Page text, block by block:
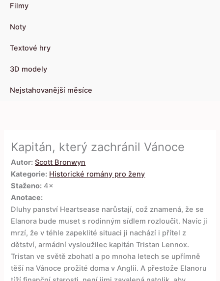
Filmy
Noty
Textové hry
3D modely
Nejstahovanější měsíce
Kapitán, který zachránil Vánoce
Autor: Scott Bronwyn
Kategorie: Historické romány pro ženy
Staženo: 4×
Anotace:
Dluhy panství Heartsease narůstají, což znamená, že se
Elanora bude muset s rodinným sídlem rozloučit. Navíc ji
mrzí, že v téhle zapeklité situaci ji nachází i přítel z
dětství, armádní vysloužilec kapitán Tristan Lennox.
Tristan ve světě zbohatl a po mnoha letech se upřímně
těší na Vánoce prožité doma v Anglii. A přestože Elanoru